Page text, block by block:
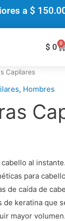
a $
$ 0 0
Capilares
, Hombres
al
para
de caída de
keratina que
mayor volumen.